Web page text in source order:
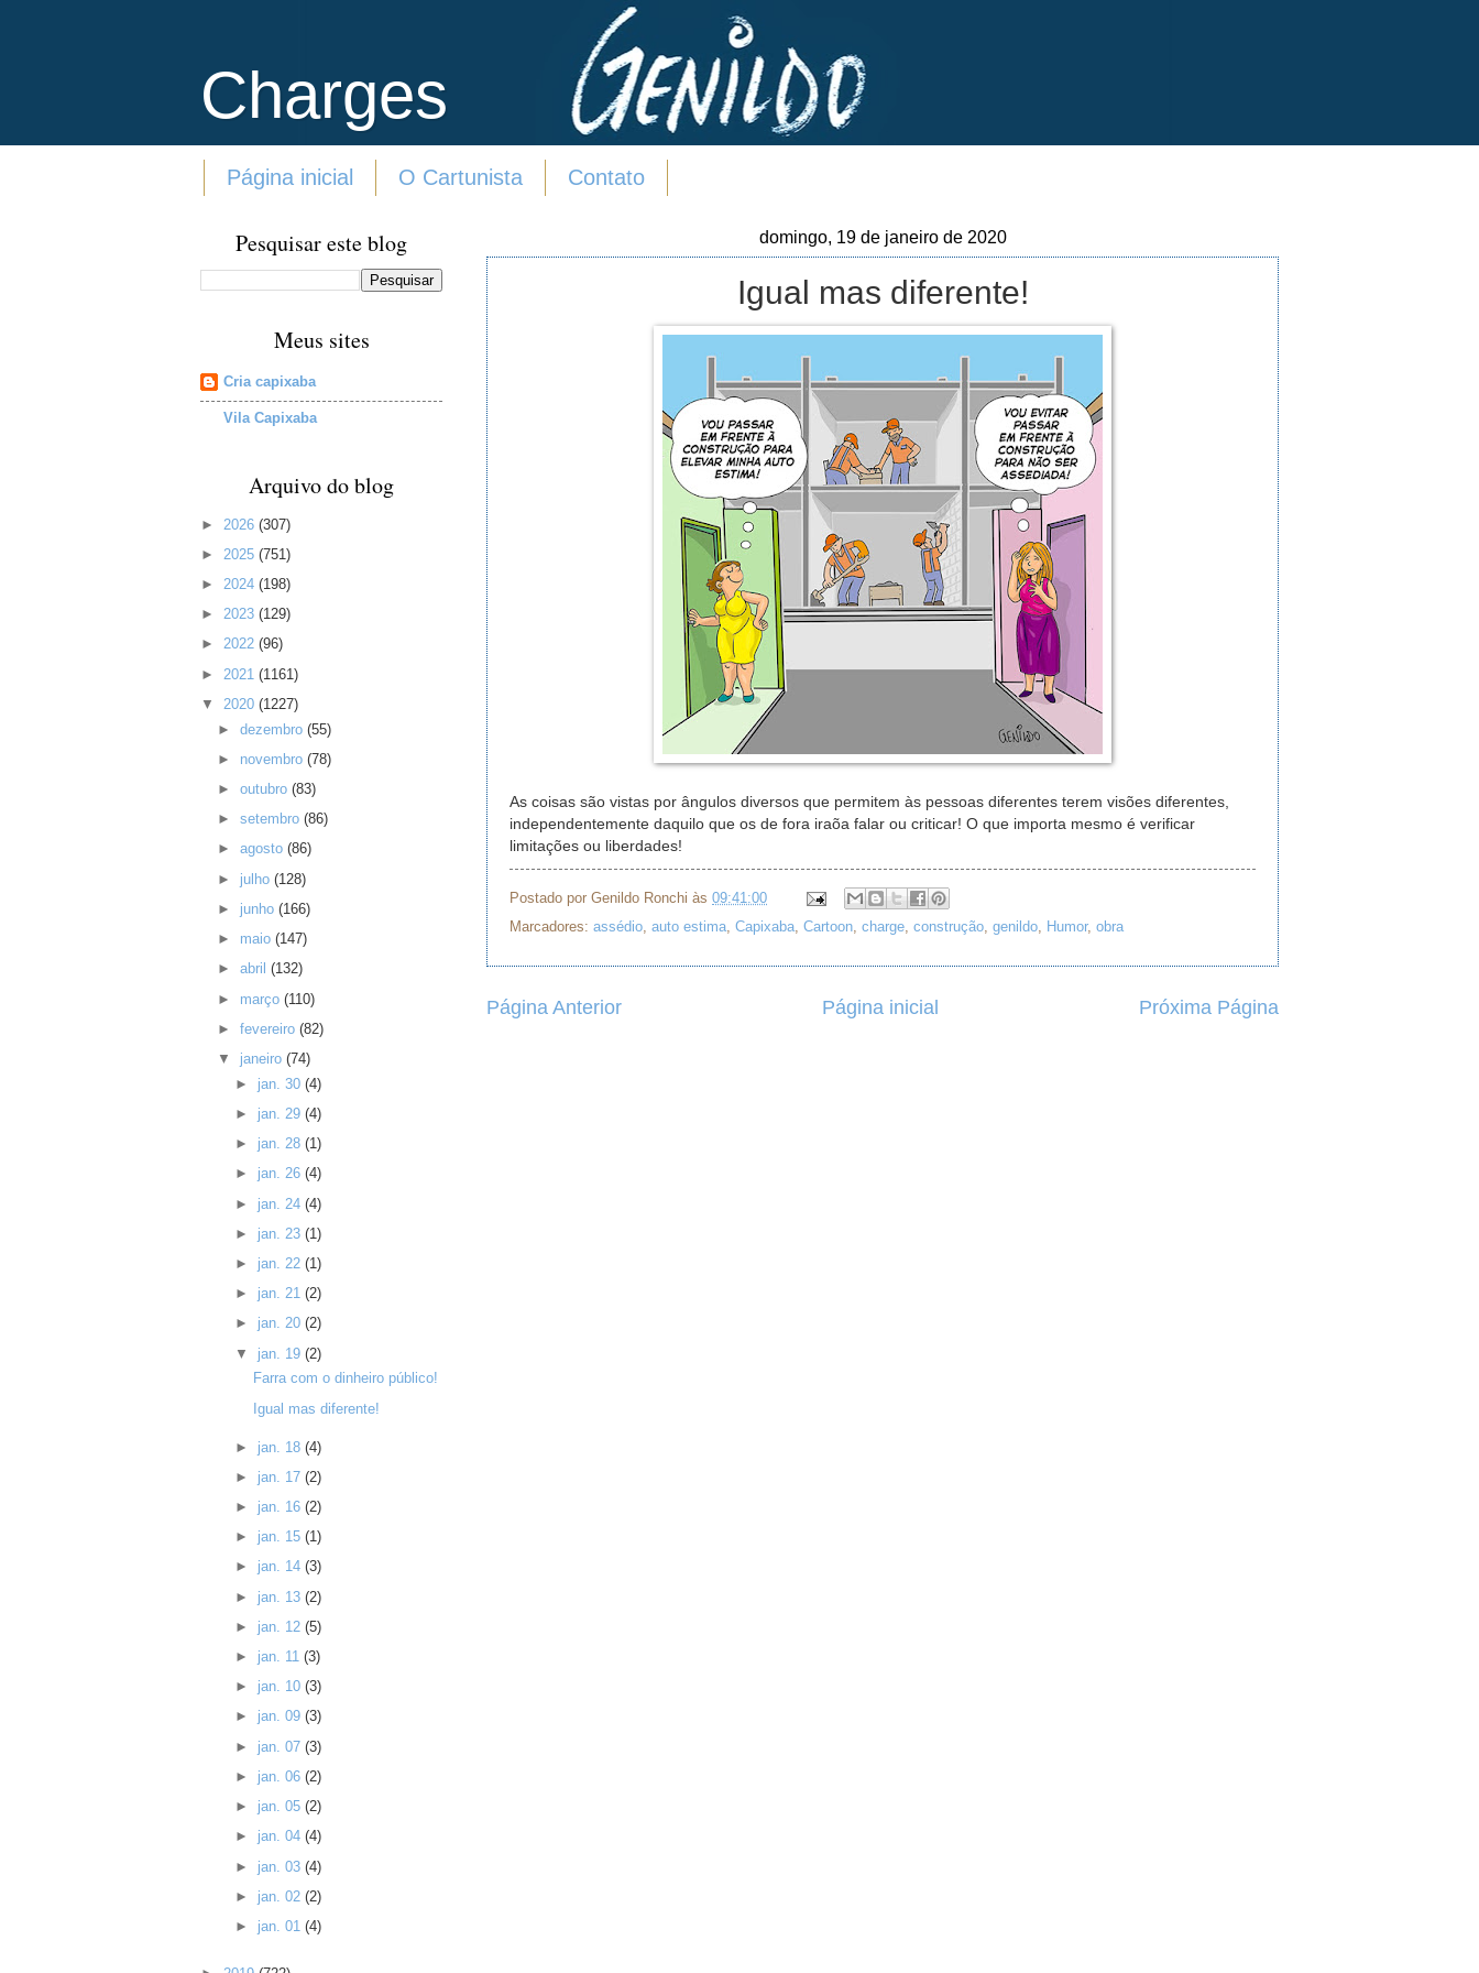
Charges
Página inicial O Cartunista Contato
domingo, 19 de janeiro de 2020
Igual mas diferente!
As coisas são vistas por ângulos diversos que permitem às pessoas diferentes terem visões diferentes,
independentemente daquilo que os de fora iraõa falar ou criticar! O que importa mesmo é verificar
limitações ou liberdades!
Postado por Genildo Ronchi às 09:41:00
Marcadores: assédio, auto estima, Capixaba, Cartoon, charge, construção, genildo, Humor, obra
Página Anterior Próxima Página
Página inicial
Pesquisar este blog
Meus sites
Cria capixaba
Vila Capixaba
Arquivo do blog
► 2026 (307)
► 2025 (751)
► 2024 (198)
► 2023 (129)
► 2022 (96)
► 2021 (1161)
▼ 2020 (1227)
►dezembro(55)
► novembro(78)
►outubro(83)
►setembro(86)
►agosto(86)
► julho(128)
► junho(166)
► maio(147)
►abril(132)
► março(110)
►fevereiro(82)
▼ janeiro(74)
► jan. 30 (4)
► jan. 29 (4)
► jan. 28 (1)
► jan. 26 (4)
► jan. 24 (4)
► jan. 23 (1)
► jan. 22 (1)
► jan. 21 (2)
► jan. 20 (2)
▼ jan. 19 (2)
Farra com o dinheiro público!
Igual mas diferente!
► jan. 18 (4)
► jan. 17 (2)
► jan. 16 (2)
► jan. 15 (1)
► jan. 14 (3)
► jan. 13 (2)
► jan. 12 (5)
► jan. 11 (3)
► jan. 10 (3)
► jan. 09 (3)
► jan. 07 (3)
► jan. 06 (2)
► jan. 05 (2)
► jan. 04 (4)
► jan. 03 (4)
► jan. 02 (2)
► jan. 01 (4)